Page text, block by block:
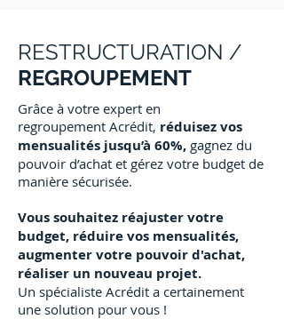
RESTRUCTURATION /
REGROUPEMENT
Grâce à votre expert en
regroupement Acrédit, réduisez vos
mensualités jusqu’à 60%, gagnez du
pouvoir d’achat et gérez votre budget de
manière sécurisée.
Vous souhaitez réajuster votre
budget, réduire vos mensualités,
augmenter votre pouvoir d'achat,
réaliser un nouveau projet.
Un spécialiste Acrédit a certainement
une solution pour vous !